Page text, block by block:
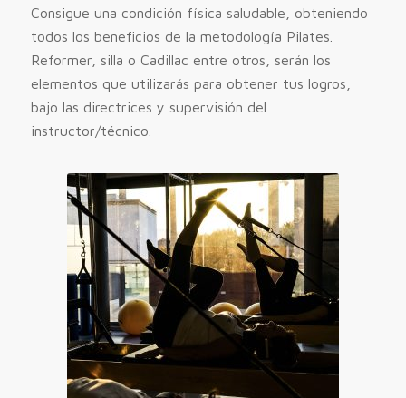
Consigue una condición física saludable, obteniendo
todos los beneficios de la metodología Pilates.
Reformer, silla o Cadillac entre otros, serán los
elementos que utilizarás para obtener tus logros,
bajo las directrices y supervisión del
instructor/técnico.